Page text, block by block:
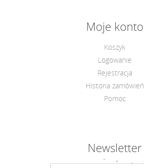
Moje konto
Koszyk
Logowanie
Rejestracja
Historia zamówień
Pomoc
Newsletter